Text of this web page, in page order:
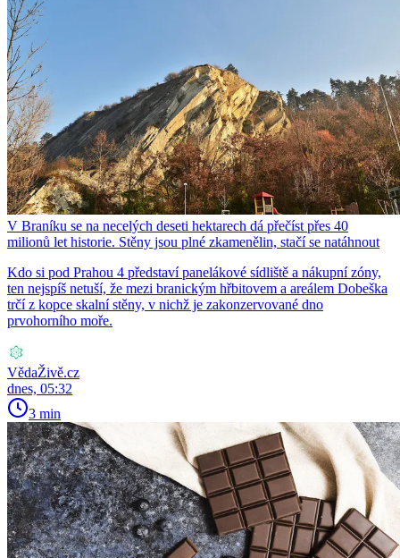
V Braníku se na necelých deseti hektarech dá přečíst přes 40
milionů let historie. Stěny jsou plné zkamenělin, stačí se natáhnout
Kdo si pod Prahou 4 představí panelákové sídliště a nákupní zóny,
ten nejspíš netuší, že mezi branickým hřbitovem a areálem Dobeška
trčí z kopce skalní stěny, v nichž je zakonzervované dno
prvohorního moře.
VědaŽivě.cz
dnes, 05:32
3 min